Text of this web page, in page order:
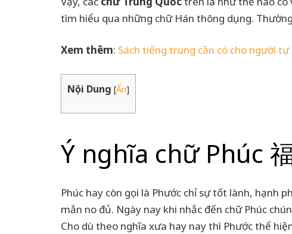
tìm hiểu qua những chữ Hán thông dụng.
Xem thêm: Sách tiếng trung cần có cho người tự
Nội Dung [Ẩn]
Ý nghĩa chữ Phúc
Phúc hay còn gọi là Phước chỉ sự tốt lành, hạnh
mắn no đủ. Ngày nay khi nhắc đến chữ Phúc
Cho dù theo nghĩa xưa hay nay thì Phước thể